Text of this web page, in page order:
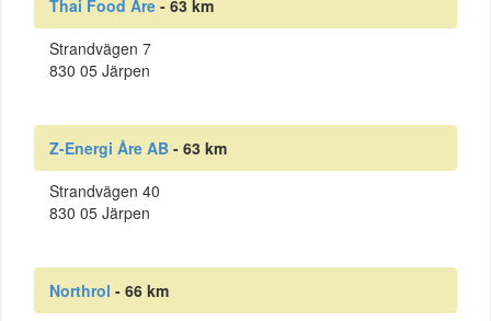
Thai Food Åre - 63 km
Strandvägen 7
830 05 Järpen
Z-Energi Åre AB - 63 km
Strandvägen 40
830 05 Järpen
Northrol - 66 km